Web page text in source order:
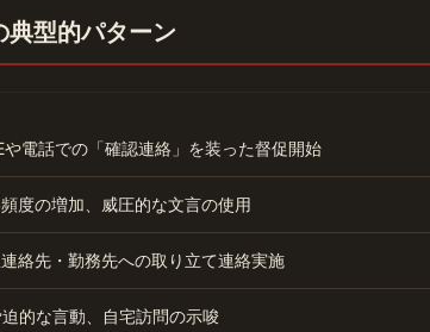
典型的パターン
や電話での「確認連絡」を装った督促開始
度の増加、威圧的な文言の使用
絡先・勤務先への取り立て連絡実施
迫的な言動、自宅訪問の示唆